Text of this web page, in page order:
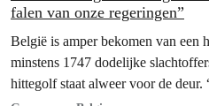
falen van onze regeringen”
België is amper bekomen van een
minstens 1747 dodelijke
hittegolf staat alweer voor de